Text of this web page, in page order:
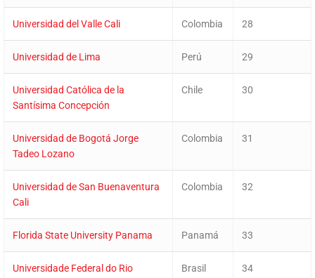
Universidad del Valle Cali Colombia 28
Universidad de Lima Perú 29
Universidad Católica de la
Santísima Concepción
Chile 30
Universidad de Bogotá Jorge
Tadeo Lozano
Colombia 31
Universidad de San Buenaventura
Cali
Colombia 32
Florida State University Panama Panamá 33
Universidade Federal do Rio Brasil 34